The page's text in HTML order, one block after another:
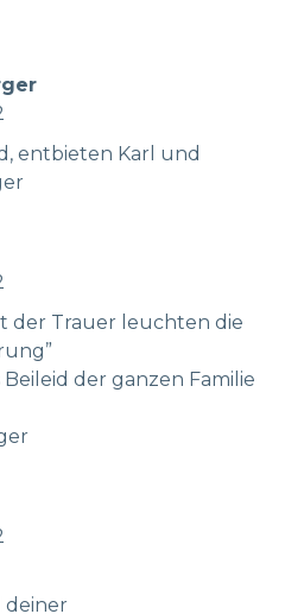
entbieten Karl und
der Trauer leuchten die
der ganzen Familie